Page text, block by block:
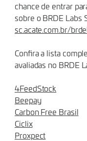
chance de entrar
sobre o BRDE Labs
sc.acate.com.br/
Confira a lista
avaliadas no BRDE
4FeedStock
Beepay
Carbon Free Brasil
Ciclix
Proxpect